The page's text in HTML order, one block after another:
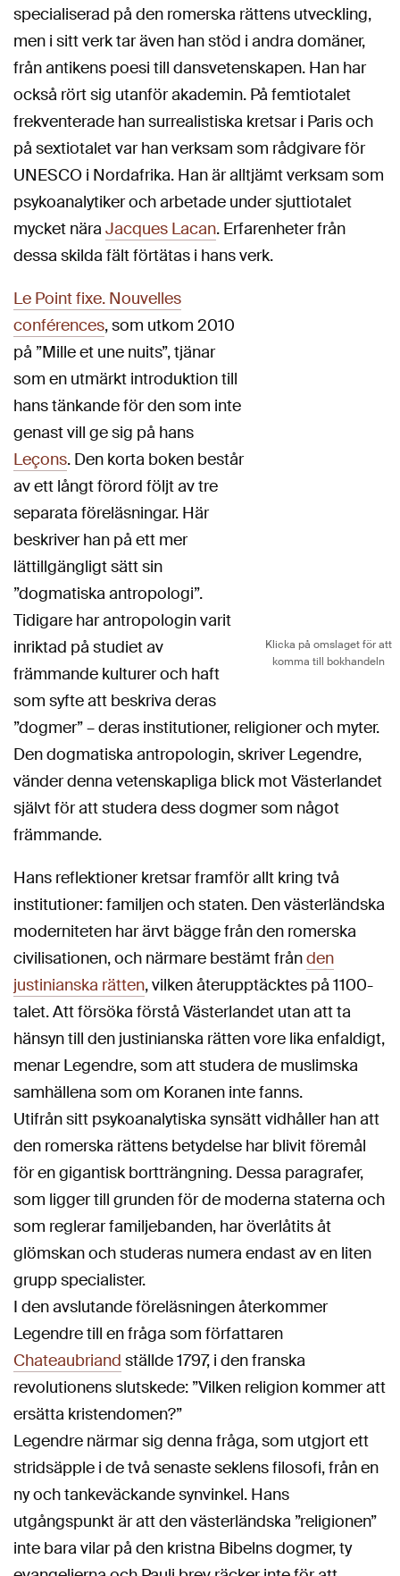
specialiserad på den romerska rättens utveckling,
men i sitt verk tar även han stöd i andra domäner,
från antikens poesi till dansvetenskapen. Han har
också rört sig utanför akademin. På femtiotalet
frekventerade han surrealistiska kretsar i Paris och
på sextiotalet var han verksam som rådgivare för
UNESCO i Nordafrika. Han är alltjämt verksam som
psykoanalytiker och arbetade under sjuttiotalet
mycket nära Jacques Lacan. Erfarenheter från
dessa skilda fält förtätas i hans verk.
Klicka på omslaget för att
komma till bokhandeln
Le Point fixe. Nouvelles
conférences, som utkom 2010
på ”Mille et une nuits”, tjänar
som en utmärkt introduktion till
hans tänkande för den som inte
genast vill ge sig på hans
Leçons. Den korta boken består
av ett långt förord följt av tre
separata föreläsningar. Här
beskriver han på ett mer
lättillgängligt sätt sin
”dogmatiska antropologi”.
Tidigare har antropologin varit
inriktad på studiet av
främmande kulturer och haft
som syfte att beskriva deras
”dogmer” – deras institutioner, religioner och myter.
Den dogmatiska antropologin, skriver Legendre,
vänder denna vetenskapliga blick mot Västerlandet
självt för att studera dess dogmer som något
främmande.
Hans reflektioner kretsar framför allt kring två
institutioner: familjen och staten. Den västerländska
moderniteten har ärvt bägge från den romerska
civilisationen, och närmare bestämt frånden
justinianska rätten, vilken återupptäcktes på 1100-
talet. Att försöka förstå Västerlandet utan att ta
hänsyn till den justinianska rätten vore lika enfaldigt,
menar Legendre, som att studera de muslimska
samhällena som om Koranen inte fanns.
Utifrån sitt psykoanalytiska synsätt vidhåller han att
den romerska rättens betydelse har blivit föremål
för en gigantisk bortträngning. Dessa paragrafer,
som ligger till grunden för de moderna staterna och
som reglerar familjebanden, har överlåtits åt
glömskan och studeras numera endast av en liten
grupp specialister.
I den avslutande föreläsningen återkommer
Legendre till en fråga som författaren
Chateaubriand ställde 1797, i den franska
revolutionens slutskede: ”Vilken religion kommer att
ersätta kristendomen?”
Legendre närmar sig denna fråga, som utgjort ett
stridsäpple i de två senaste seklens filosofi, från en
ny och tankeväckande synvinkel. Hans
utgångspunkt är att den västerländska ”religionen”
inte bara vilar på den kristna Bibelns dogmer, ty